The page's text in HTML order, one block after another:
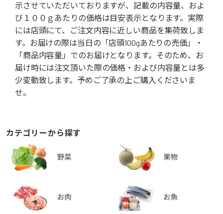
示させていただいておりますが、記載の内容量、およ
び１００ｇあたりの価格は目安表示となります。実際
には店頭にて、ご注文内容に近しい商品を集荷致しま
す。お届けの際は当日の「店頭100gあたりの売価」・
「商品内容量」でのお届けとなります。そのため、お
届け時には注文頂いた際の価格・および内容量とは多
少変動致します。予めご了承の上ご購入くださいま
せ。
カテゴリーから探す